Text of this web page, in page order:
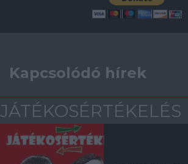
Kapcsolódó hírek
JÁTÉKOSÉRTÉKELÉS